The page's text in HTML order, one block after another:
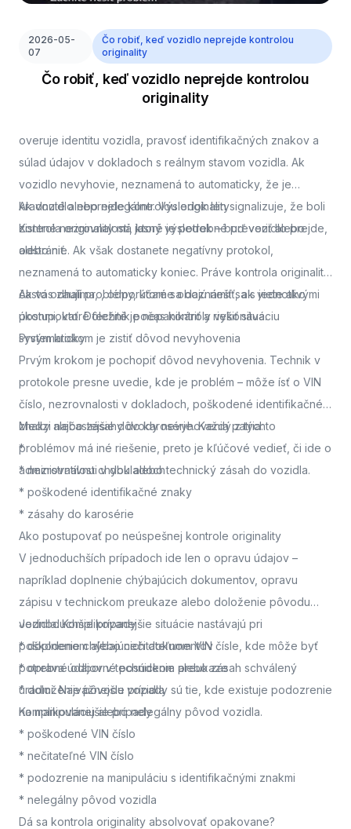
2026-05-
07
Čo robiť, keď vozidlo neprejde kontrolou
originality
Čo robiť, keď vozidlo neprejde kontrolou
originality
overuje identitu vozidla, pravosť identifikačných znakov a
súlad údajov v dokladoch s reálnym stavom vozidla. Ak
vozidlo nevyhovie, neznamená to automaticky, že je
kradnuté alebo nelegálne. Výsledok len signalizuje, že boli
zistené nezrovnalosti, ktoré je potrebné preveriť alebo
odstrániť.
Ak vozidlo neprejde kontrolou originality
Kontrola originality má jasný výsledok – buď vozidlo prejde,
alebo nie. Ak však dostanete negatívny protokol,
neznamená to automaticky koniec. Práve kontrola originality
často odhalí problémy, ktoré sa dajú riešiť, ak viete ako
postupovať. Dôležité je nepanikáriť a riešiť situáciu
systematicky.
Ak vás zaujíma,, odporúčame oboznámiť sa s jednotlivými
úkonmi, ktoré technik počas kontroly vykonáva.
Prvým krokom je zistiť dôvod nevyhovenia
Prvým krokom je pochopiť dôvod nevyhovenia. Technik v
protokole presne uvedie, kde je problém – môže ísť o VIN
číslo, nezrovnalosti v dokladoch, poškodené identifikačné
znaky alebo zásahy do karosérie. Každý z týchto
problémov má iné riešenie, preto je kľúčové vedieť, či ide o
administratívnu chybu alebo technický zásah do vozidla.
Medzi najčastejšie dôvody nevyhovenia patria:
*
* nezrovnalosti v dokladoch
* poškodené identifikačné znaky
* zásahy do karosérie
Ako postupovať po neúspešnej kontrole originality
V jednoduchších prípadoch ide len o opravu údajov –
napríklad doplnenie chýbajúcich dokumentov, opravu
zápisu v technickom preukaze alebo doloženie pôvodu
vozidla. Komplikovanejšie situácie nastávajú pri
poškodenom alebo nečitateľnom VIN čísle, kde môže byť
potrebné odborné posúdenie alebo zásah schválený
úradmi. Najvážnejšie prípady sú tie, kde existuje podozrenie
na manipuláciu alebo nelegálny pôvod vozidla.
Jednoduchšie prípady
* doplnenie chýbajúcich dokumentov
* oprava údajov v technickom preukaze
* doloženie pôvodu vozidla
Komplikovanejšie prípady
* poškodené VIN číslo
* nečitateľné VIN číslo
* podozrenie na manipuláciu s identifikačnými znakmi
* nelegálny pôvod vozidla
Dá sa kontrola originality absolvovať opakovane?